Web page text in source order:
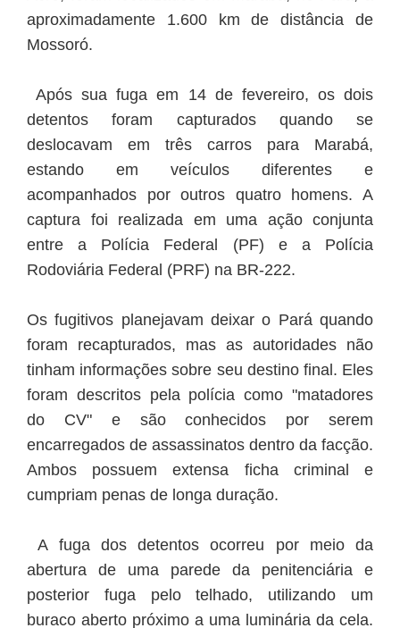
aproximadamente 1.600 km de distância de
Mossoró.
Após sua fuga em 14 de fevereiro, os dois
detentos foram capturados quando se
deslocavam em três carros para Marabá,
estando em veículos diferentes e
acompanhados por outros quatro homens. A
captura foi realizada em uma ação conjunta
entre a Polícia Federal (PF) e a Polícia
Rodoviária Federal (PRF) na BR-222.
Os fugitivos planejavam deixar o Pará quando
foram recapturados, mas as autoridades não
tinham informações sobre seu destino final. Eles
foram descritos pela polícia como "matadores
do CV" e são conhecidos por serem
encarregados de assassinatos dentro da facção.
Ambos possuem extensa ficha criminal e
cumpriam penas de longa duração.
A fuga dos detentos ocorreu por meio da
abertura de uma parede da penitenciária e
posterior fuga pelo telhado, utilizando um
buraco aberto próximo a uma luminária da cela.